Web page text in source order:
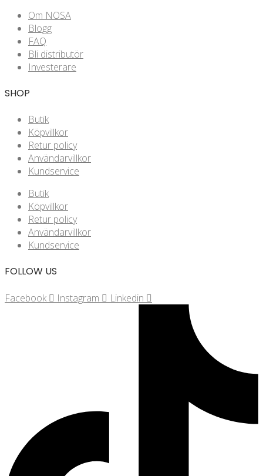
Om NOSA
Blogg
FAQ
Bli distributör
Investerare
SHOP
Butik
Köpvillkor
Retur policy
Användarvillkor
Kundservice
Butik
Köpvillkor
Retur policy
Användarvillkor
Kundservice
FOLLOW US
Facebook Instagram Linkedin